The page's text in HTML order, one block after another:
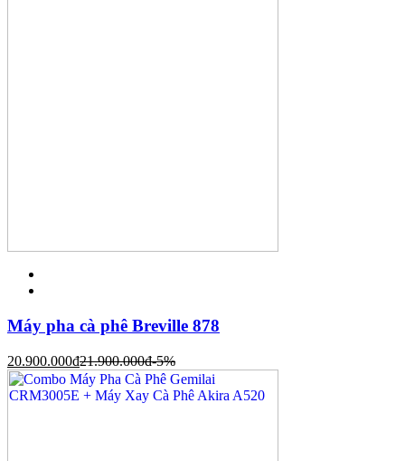
Máy pha cà phê Breville 878
20.900.000đ21.900.000đ-5%